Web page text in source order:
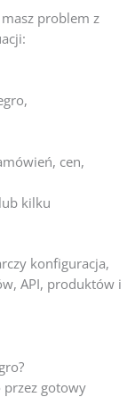
masz problem z
cen,
kilku
konfiguracja,
API, produktów i
przez gotowy